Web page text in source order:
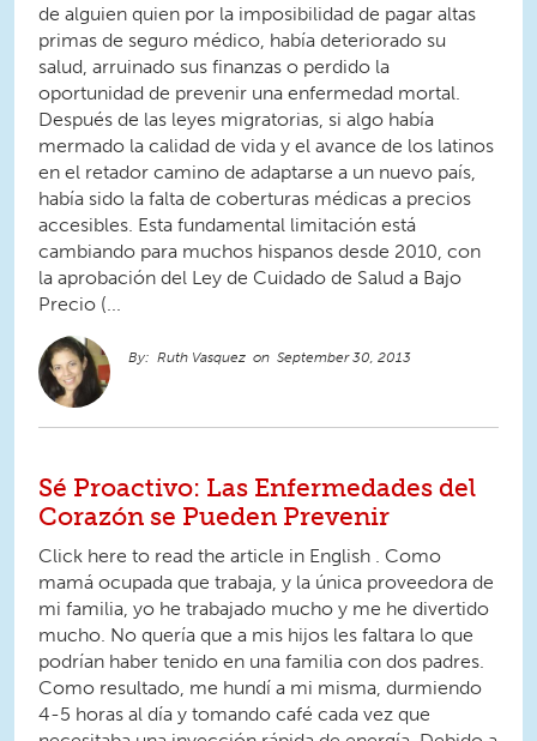
de alguien quien por la imposibilidad de pagar altas
primas de seguro médico, había deteriorado su
salud, arruinado sus finanzas o perdido la
oportunidad de prevenir una enfermedad mortal.
Después de las leyes migratorias, si algo había
mermado la calidad de vida y el avance de los latinos
en el retador camino de adaptarse a un nuevo país,
había sido la falta de coberturas médicas a precios
accesibles. Esta fundamental limitación está
cambiando para muchos hispanos desde 2010, con
la aprobación del Ley de Cuidado de Salud a Bajo
Precio (...
Ruth Vasquez September 30, 2013
Sé Proactivo: Las Enfermedades del
Corazón se Pueden Prevenir
Click here to read the article in English . Como
mamá ocupada que trabaja, y la única proveedora de
mi familia, yo he trabajado mucho y me he divertido
mucho. No quería que a mis hijos les faltara lo que
podrían haber tenido en una familia con dos padres.
Como resultado, me hundí a mi misma, durmiendo
4-5 horas al día y tomando café cada vez que